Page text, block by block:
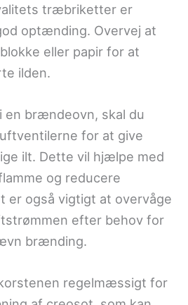
træbriketter er
optænding. Overvej at
eller papir for at
ilden.
brændeovn, skal du
for at give
ilt. Dette vil hjælpe med
og reducere
er også vigtigt at overvåge
efter behov for
brænding.
regelmæssigt for